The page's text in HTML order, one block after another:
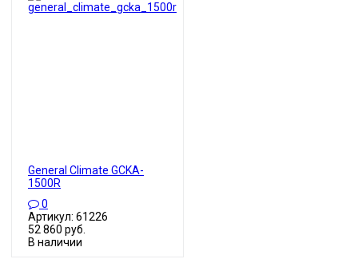
General Climate GCKA-
1500R
0
Артикул: 61226
52 860 руб.
В наличии